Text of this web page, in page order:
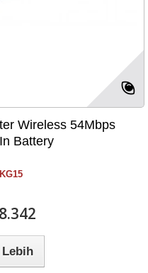
Wireless 54Mbps
Battery
Lebih